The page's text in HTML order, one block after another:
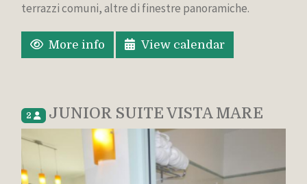
terrazzi comuni, altre di finestre panoramiche.
More info View calendar
2 JUNIOR SUITE VISTA MARE